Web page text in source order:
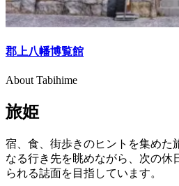
郡上八幡博覧館
About Tabihime
旅姫
宿、食、街歩きのヒントを集めた
なる行き先を眺めながら、次の休
られる誌面を目指しています。